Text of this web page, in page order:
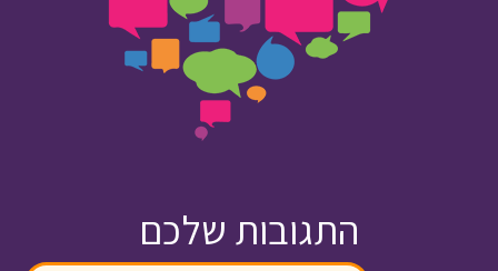
התגובות שלכם